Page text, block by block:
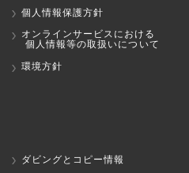
個人情報保護方針
オンラインサービスにおける
個人情報等の取扱いについて
環境方針
ダビングとコピー情報